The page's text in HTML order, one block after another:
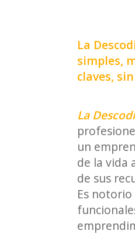
La
simples,
claves,
La
un
de la vida
de sus
Es